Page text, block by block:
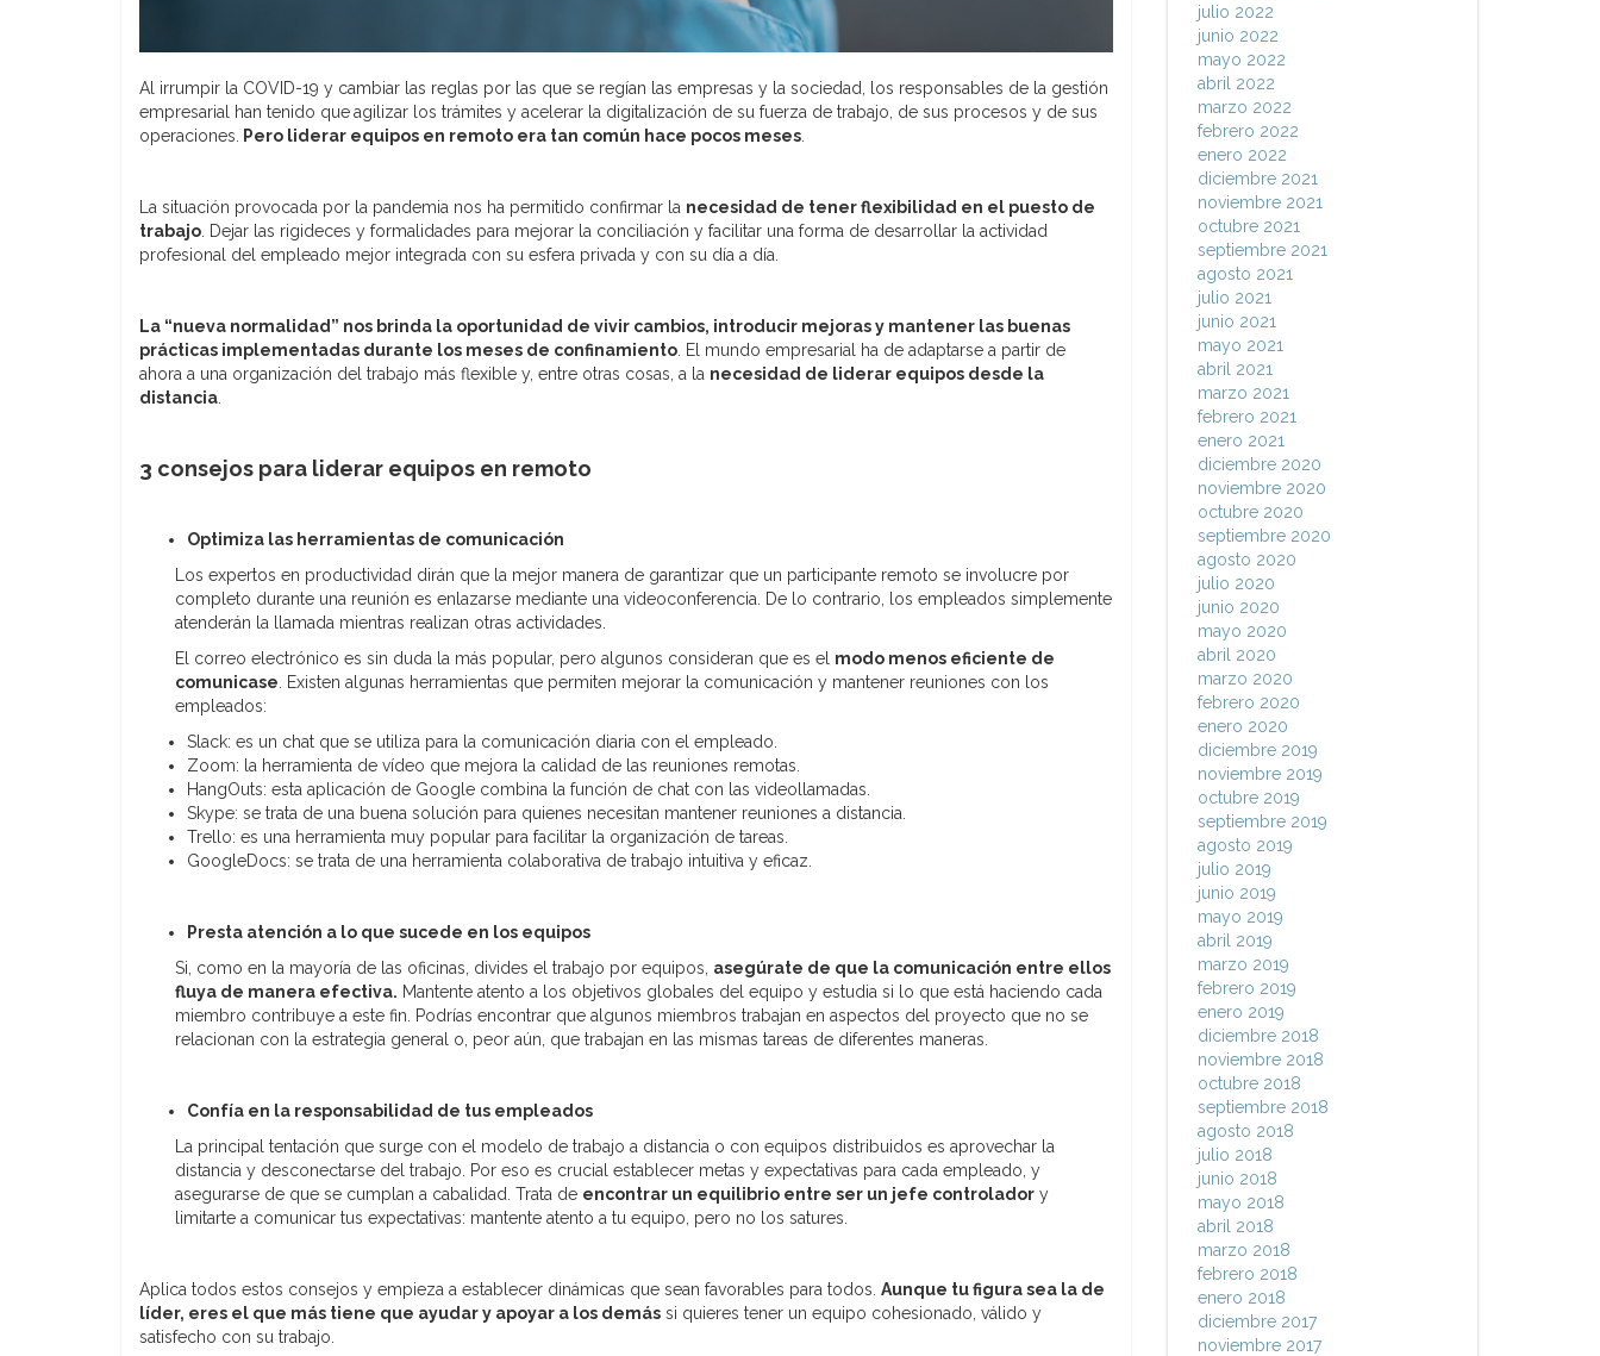
Al irrumpir la COVID-19 y cambiar las reglas por las que se regían las empresas y la sociedad, los responsables de la gestión
empresarial han tenido queagilizar los trámites y acelerar la digitalización de su fuerza de trabajo, de sus procesos y de sus
operaciones.
Pero liderar equipos en remoto era tan común hace pocos meses
La situación provocada por la pandemia nos ha permitido confirmar la necesidad de tener flexibilidad en el puesto de
trabajo . Dejar las rigideces y formalidades para mejorar la conciliación y facilitar una forma de desarrollar la actividad
profesional del empleado mejor integrada con su esfera privada y con su día a día.
La “nueva normalidad” nos brinda la oportunidad de vivir cambios, introducir mejoras y mantener las buenas
prácticas implementadas durante los meses de confinamiento . El mundo empresarial ha de adaptarse a partir de
ahora a una organización del trabajo más flexible y, entre otras cosas, a la necesidad de liderar equipos desde la
distancia
3 consejos para liderar equipos en remoto
Optimiza las herramientas de comunicación
Los expertos en productividad dirán que la mejor manera de garantizar que un participante remoto se involucre por
completo durante una reunión es enlazarse mediante una videoconferencia. De lo contrario, los empleados simplemente
atenderán la llamada mientras realizan otras actividades.
El correo electrónico es sin duda la más popular, pero algunos consideran que es el modo menos eficiente de
comunicase . Existen algunas herramientas que permiten mejorar la comunicación y mantener reuniones con los
empleados:
Slack: es un chat que se utiliza para la comunicación diaria con el empleado.
Zoom: la herramienta de vídeo que mejora la calidad de las reuniones remotas.
HangOuts: esta aplicación de Google combina la función de chat con las videollamadas.
Skype: se trata de una buena solución para quienes necesitan mantener reuniones a distancia.
Trello: es una herramienta muy popular para facilitar la organización de tareas.
GoogleDocs: se trata de una herramienta colaborativa de trabajo intuitiva y eficaz.
Presta atención a lo que sucede en los equipos
Si, como en la mayoría de las oficinas, divides el trabajo por equipos, asegúrate de que la comunicación entre ellos
fluya de manera efectiva. Mantente atento a los objetivos globales del equipo y estudia si lo que está haciendo cada
miembro contribuye a este fin. Podrías encontrar que algunos miembros trabajan en aspectos del proyecto que no se
relacionan con la estrategia general o, peor aún, que trabajan en las mismas tareas de diferentes maneras.
Confía en la responsabilidad de tus empleados
La principal tentación que surge con el modelo de trabajo a distancia o con equipos distribuidos es aprovechar la
distancia y desconectarse del trabajo. Por eso es crucial establecer metas y expectativas para cada empleado, y
asegurarse de que se cumplan a cabalidad. Trata de encontrar un equilibrio entre ser un jefe controlador y
limitarte a comunicar tus expectativas: mantente atento a tu equipo, pero no los satures.
Aplica todos estos consejos y empieza a establecer dinámicas que sean favorables para todos. Aunque tu figura sea la de
líder, eres el que más tiene que ayudar y apoyar a los demás si quieres tener un equipo cohesionado, válido y
satisfecho con su trabajo.
julio 2022
junio 2022
mayo 2022
abril 2022
marzo 2022
febrero 2022
enero 2022
diciembre 2021
noviembre 2021
octubre 2021
septiembre 2021
agosto 2021
julio 2021
junio 2021
mayo 2021
abril 2021
marzo 2021
febrero 2021
enero 2021
diciembre 2020
noviembre 2020
octubre 2020
septiembre 2020
agosto 2020
julio 2020
junio 2020
mayo 2020
abril 2020
marzo 2020
febrero 2020
enero 2020
diciembre 2019
noviembre 2019
octubre 2019
septiembre 2019
agosto 2019
julio 2019
junio 2019
mayo 2019
abril 2019
marzo 2019
febrero 2019
enero 2019
diciembre 2018
noviembre 2018
octubre 2018
septiembre 2018
agosto 2018
julio 2018
junio 2018
mayo 2018
abril 2018
marzo 2018
febrero 2018
enero 2018
diciembre 2017
noviembre 2017